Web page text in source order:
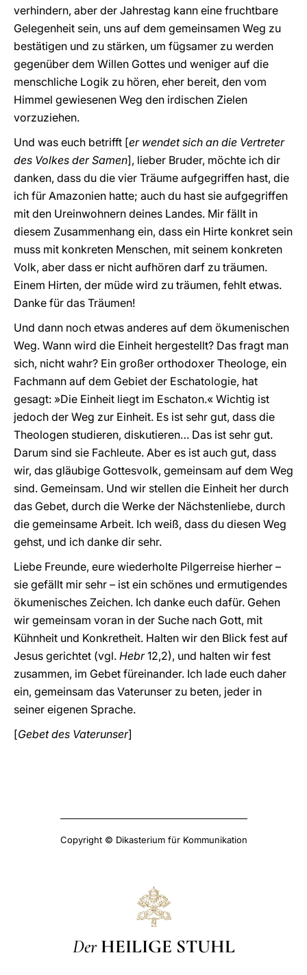
verhindern, aber der Jahrestag kann eine fruchtbare
Gelegenheit sein, uns auf dem gemeinsamen Weg zu
bestätigen und zu stärken, um fügsamer zu werden
gegenüber dem Willen Gottes und weniger auf die
menschliche Logik zu hören, eher bereit, den vom
Himmel gewiesenen Weg den irdischen Zielen
vorzuziehen.
Und was euch betrifft [er wendet sich an die Vertreter
des Volkes der Samen], lieber Bruder, möchte ich dir
danken, dass du die vier Träume aufgegriffen hast, die
ich für Amazonien hatte; auch du hast sie aufgegriffen
mit den Ureinwohnern deines Landes. Mir fällt in
diesem Zusammenhang ein, dass ein Hirte konkret sein
muss mit konkreten Menschen, mit seinem konkreten
Volk, aber dass er nicht aufhören darf zu träumen.
Einem Hirten, der müde wird zu träumen, fehlt etwas.
Danke für das Träumen!
Und dann noch etwas anderes auf dem ökumenischen
Weg. Wann wird die Einheit hergestellt? Das fragt man
sich, nicht wahr? Ein großer orthodoxer Theologe, ein
Fachmann auf dem Gebiet der Eschatologie, hat
gesagt: »Die Einheit liegt im Eschaton.« Wichtig ist
jedoch der Weg zur Einheit. Es ist sehr gut, dass die
Theologen studieren, diskutieren… Das ist sehr gut.
Darum sind sie Fachleute. Aber es ist auch gut, dass
wir, das gläubige Gottesvolk, gemeinsam auf dem Weg
sind. Gemeinsam. Und wir stellen die Einheit her durch
das Gebet, durch die Werke der Nächstenliebe, durch
die gemeinsame Arbeit. Ich weiß, dass du diesen Weg
gehst, und ich danke dir sehr.
Liebe Freunde, eure wiederholte Pilgerreise hierher –
sie gefällt mir sehr – ist ein schönes und ermutigendes
ökumenisches Zeichen. Ich danke euch dafür. Gehen
wir gemeinsam voran in der Suche nach Gott, mit
Kühnheit und Konkretheit. Halten wir den Blick fest auf
Jesus gerichtet (vgl. Hebr12,2), und halten wir fest
zusammen, im Gebet füreinander. Ich lade euch daher
ein, gemeinsam das Vaterunser zu beten, jeder in
seiner eigenen Sprache.
[Gebet des Vaterunser]
Copyright © Dikasterium für Kommunikation
Der HEILIGE STUHL